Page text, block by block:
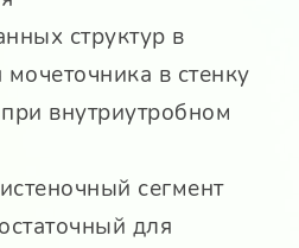
структур в
в стенку
внутриутробном
сегмент
для